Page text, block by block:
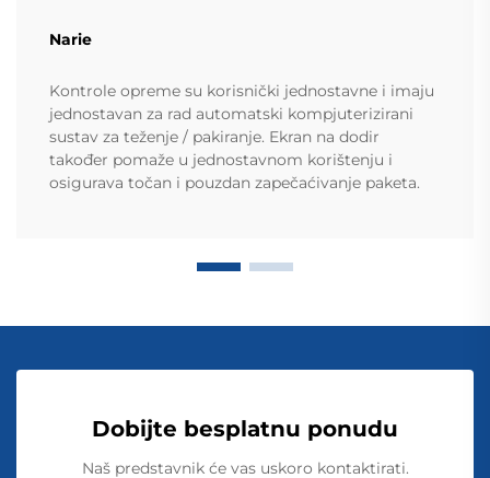
Narie
Kontrole opreme su korisnički jednostavne i imaju
jednostavan za rad automatski kompjuterizirani
sustav za teženje / pakiranje. Ekran na dodir
također pomaže u jednostavnom korištenju i
osigurava točan i pouzdan zapečaćivanje paketa.
Dobijte besplatnu ponudu
Naš predstavnik će vas uskoro kontaktirati.